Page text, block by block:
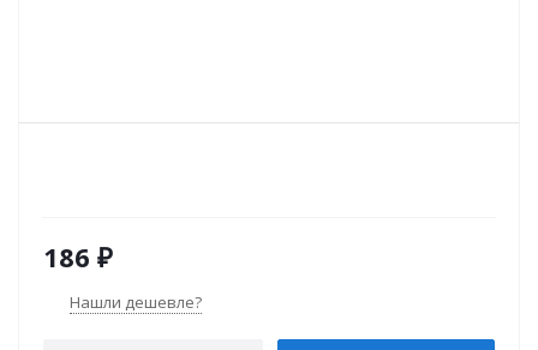
186 ₽
Нашли дешевле?